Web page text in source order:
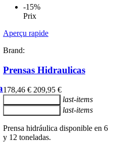
-15%
Prix
Aperçu rapide
Brand:
Prensas Hidraulicas
178,46 € 209,95 €
last-items
last-items
Prensa hidráulica disponible en 6
y 12 toneladas.